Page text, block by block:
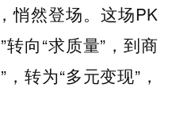
悄然登场。这场PK
向“求质量”，到商
转为“多元变现”，